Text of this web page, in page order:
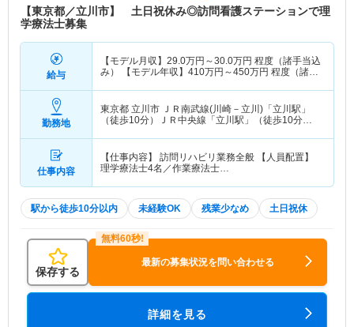
【東京都／立川市】 土日祝休み◎訪問看護ステーションで理
学療法士募集
給与
【モデル月収】 29.0万円～30.0万円 程度（諸手当込
み） 【モデル年収】 410万円～450万円 程度（諸手
勤務地
東京都 立川市 ＪＲ南武線(川崎－立川)「立川駅」
（徒歩10分）ＪＲ中央線「立川駅」（徒歩10分）
仕事内容
【仕事内容】 訪問リハビリ業務全般 【人員配置】
理学療法士4名／作業療法士…
駅から徒歩10分以内 未経験OK 残業少なめ 土日祝休
保存する
最新の募集状況を問い合わせる
詳細を見る